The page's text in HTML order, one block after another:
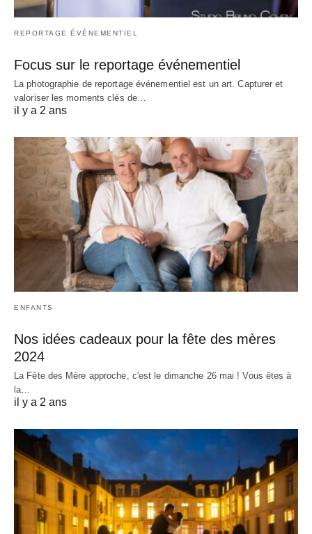
REPORTAGE ÉVÉNEMENTIEL
Focus sur le reportage événementiel
La photographie de reportage événementiel est un art. Capturer et
valoriser les moments clés de…
il y a 2 ans
ENFANTS
Nos idées cadeaux pour la fête des mères
2024
La Fête des Mère approche, c'est le dimanche 26 mai ! Vous êtes à
la…
il y a 2 ans